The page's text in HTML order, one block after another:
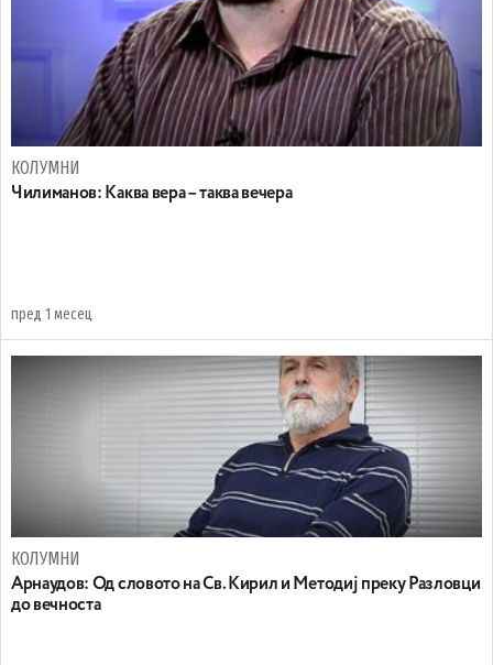
КОЛУМНИ
Чилиманов: Каква вера – таква вечера
пред 1 месец
КОЛУМНИ
Арнаудов: Од словото на Св. Кирил и Методиј преку Разловци
до вечноста